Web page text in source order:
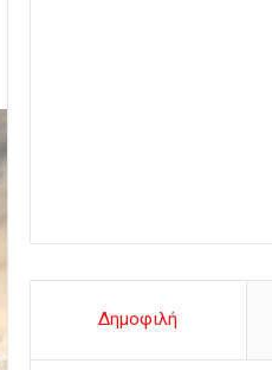
Δημοφιλή